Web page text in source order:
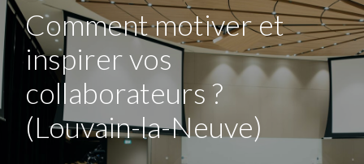
Comment motiver et
inspirer vos
collaborateurs ?
(Louvain-la-Neuve)